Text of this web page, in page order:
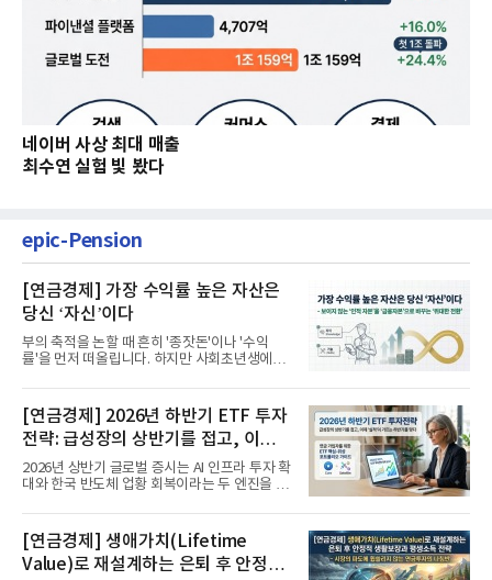
네이버 사상 최대 매출
최수연 실험 빛 봤다
epic-Pension
[연금경제] 가장 수익률 높은 자산은
당신 ‘자신’이다
부의 축적을 논할 때 흔히 '종잣돈'이나 '수익
률'을 먼저 떠올립니다. 하지만 사회초년생에게
[연금경제] 2026년 하반기 ETF 투자
전략: 급성장의 상반기를 접고, 이제
'실적'이 가르는 하반기를 맞다
2026년 상반기 글로벌 증시는 AI 인프라 투자 확
대와 한국 반도체 업황 회복이라는 두 엔진을 달
[연금경제] 생애가치(Lifetime
Value)로 재설계하는 은퇴 후 안정적